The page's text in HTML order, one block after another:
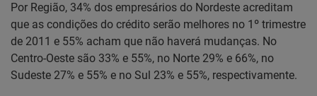
Por Região, 34% dos empresários do Nordeste acreditam
que as condições do crédito serão melhores no 1º trimestre
de 2011 e 55% acham que não haverá mudanças. No
Centro-Oeste são 33% e 55%, no Norte 29% e 66%, no
Sudeste 27% e 55% e no Sul 23% e 55%, respectivamente.